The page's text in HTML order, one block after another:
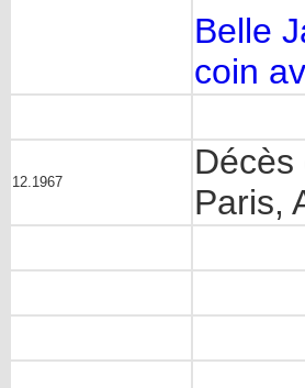
Belle
coin
12.1967
Paris,